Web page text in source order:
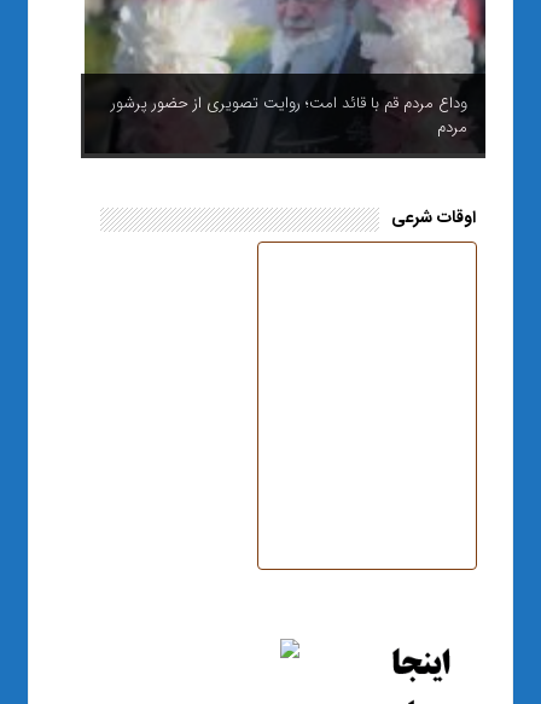
وداع مردم قم با قائد امت؛ روایت تصویری از حضور پرشور
مردم
اوقات شرعی